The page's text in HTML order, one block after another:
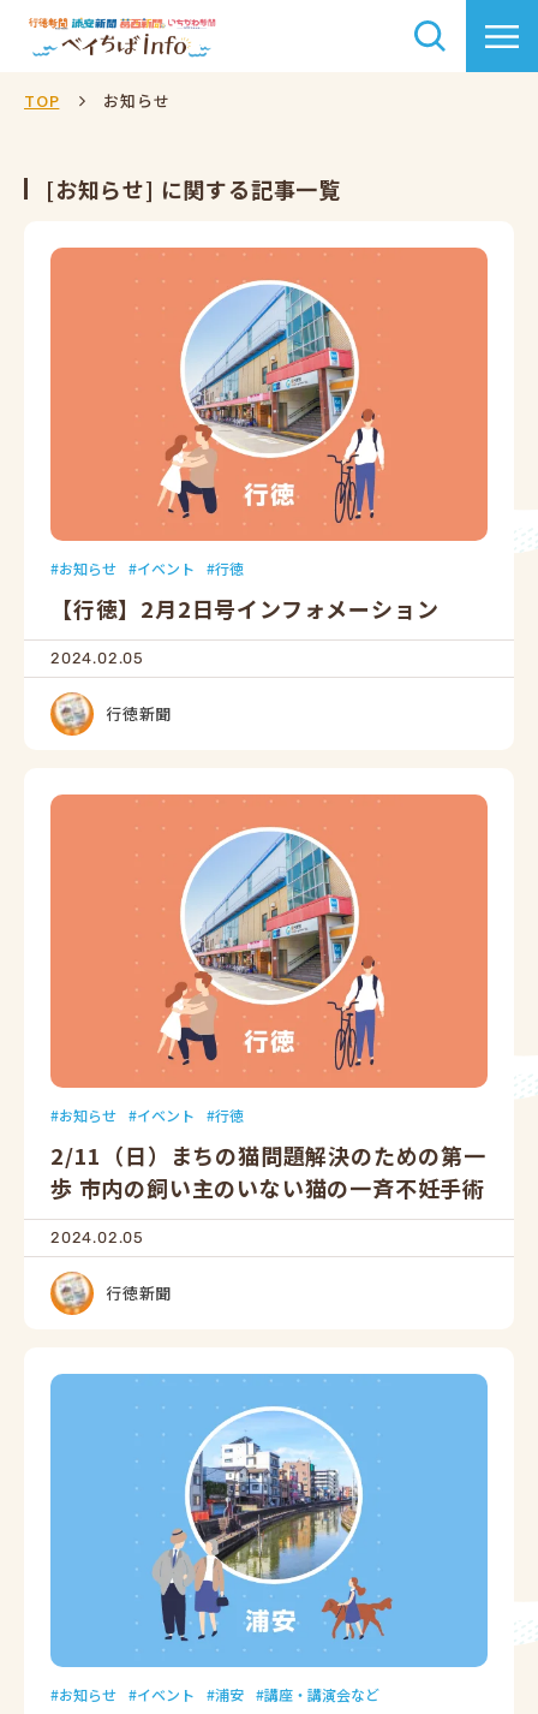
TOP お知らせ
[お知らせ] に関する記事一覧
お知らせ イベント 行徳
【行徳】2月2日号インフォメーション
2024.02.05
行徳新聞
お知らせ イベント 行徳
2/11（日）まちの猫問題解決のための第一
歩 市内の飼い主のいない猫の一斉不妊手術
2024.02.05
行徳新聞
お知らせ イベント 浦安 講座・講演会など